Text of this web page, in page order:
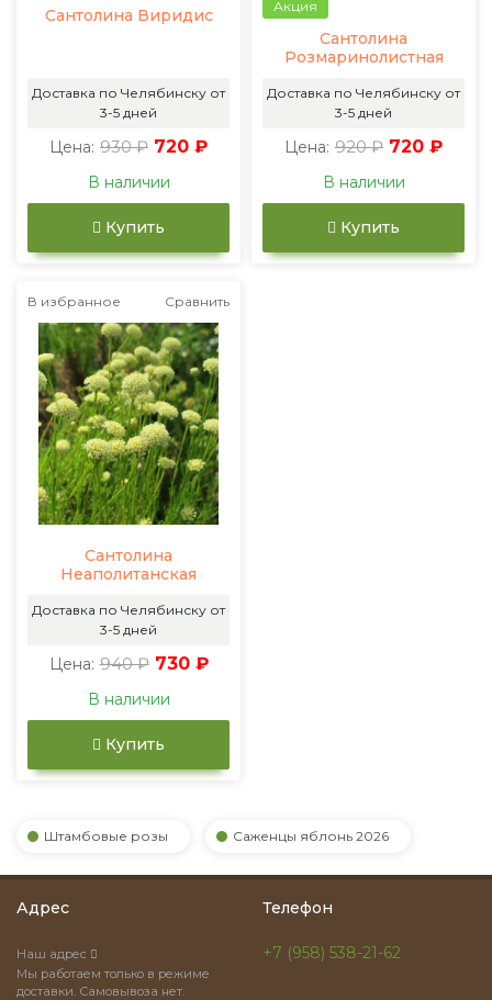
Сантолина Виридис
Доставка по Челябинску от
3-5 дней
Цена: 930 ₽ 720 ₽
В наличии
Купить
Акция
Сантолина
Розмаринолистная
Доставка по Челябинску от
3-5 дней
Цена: 920 ₽ 720 ₽
В наличии
Купить
В избранное Сравнить
Сантолина
Неаполитанская
Доставка по Челябинску от
3-5 дней
Цена: 940 ₽ 730 ₽
В наличии
Купить
Штамбовые розы Саженцы яблонь 2026
Адрес
Наш адрес
Мы работаем только в режиме
доставки. Самовывоза нет.
Телефон
+7 (958) 538-21-62